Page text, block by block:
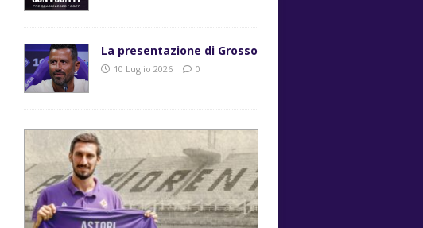
La presentazione di Grosso
10 Luglio 2026 0